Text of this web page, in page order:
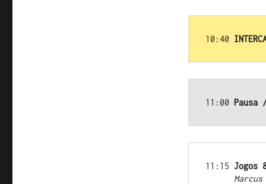
10:40
11:00 Pausa
11:15 Jogos